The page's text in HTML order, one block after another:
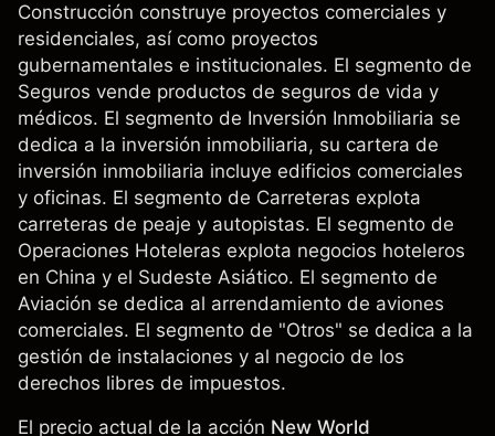
Construcción construye proyectos comerciales y
residenciales, así como proyectos
gubernamentales e institucionales. El segmento de
Seguros vende productos de seguros de vida y
médicos. El segmento de Inversión Inmobiliaria se
dedica a la inversión inmobiliaria, su cartera de
inversión inmobiliaria incluye edificios comerciales
y oficinas. El segmento de Carreteras explota
carreteras de peaje y autopistas. El segmento de
Operaciones Hoteleras explota negocios hoteleros
en China y el Sudeste Asiático. El segmento de
Aviación se dedica al arrendamiento de aviones
comerciales. El segmento de "Otros" se dedica a la
gestión de instalaciones y al negocio de los
derechos libres de impuestos.
El precio actual de la acción New World